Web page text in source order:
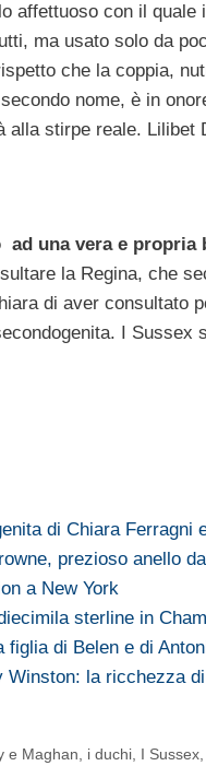
affettuoso con il
ma usato solo da
che la coppia,
nome, è in
alla stirpe reale. Lilibet
ad una vera e propria
la Regina, che
di aver consultato
I Sussex
di Chiara Ferragni
prezioso anello
a New York
sterline in
figlia di Belen e di
Winston: la ricchezza
e Maghan i duchi I Sussex